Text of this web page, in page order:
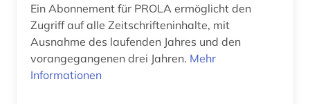
bauphysik (1)
baurecht (6)
Ein Abonnement für PROLA ermöglicht den
Zugriff auf alle Zeitschrifteninhalte, mit
Ausnahme des laufenden Jahres und den
vorangegangenen drei Jahren. Mehr
Informationen